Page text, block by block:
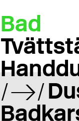
Bad